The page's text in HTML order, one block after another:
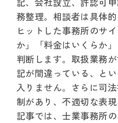
務整理。相談者は具体
ヒットした事務所のサ
か」「料金はいくらか
判断します。取扱業務
記が間違っている、と
入りません。さらに司
制があり、不適切な表
記事では、士業事務所